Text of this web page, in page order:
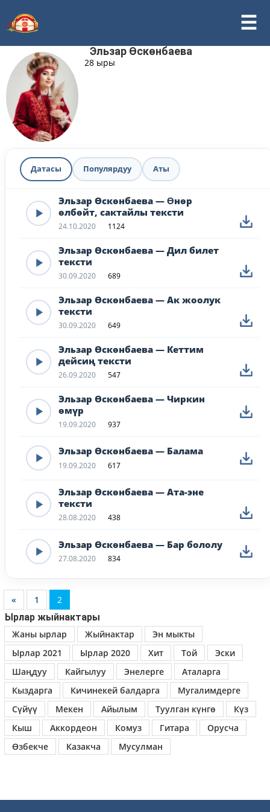
Эльзар Өскөнбаева
28 ыры
Датасы Популярдуу Аты
Эльзар Өскөнбаева — Ɵнөр
өлбөйт, сактайлы тексти
24.10.2020 1124
Эльзар Өскөнбаева — Дил билет
тексти
30.09.2020 689
Эльзар Өскөнбаева — Ак жоолук
тексти
30.09.2020 649
Эльзар Өскөнбаева — Кеттим
дейсиң тексти
26.09.2020 547
Эльзар Өскөнбаева — Чиркин
өмүр
19.09.2020 937
Эльзар Өскөнбаева — Балама
19.09.2020 617
Эльзар Өскөнбаева — Ата-эне
тексти
28.08.2020 438
Эльзар Өскөнбаева — Бар бололу
27.08.2020 834
« 1
2
Ырлар жыйнактары
Жаны ырлар
Жыйнактар
Эн мыкты
Ырлар 2021
Ырлар 2020 Хит Той
Эски
Шаңдуу
Кайгылуу Энелерге
Аталарга
Кыздарга
Кичинекей балдарга
Мугалимдерге
Сүйүү
Мекен Айылым Туулган күнгө
Күз
Кыш
Аккордеон Комуз Гитара
Орусча
Өзбекче
Казакча Мусулман